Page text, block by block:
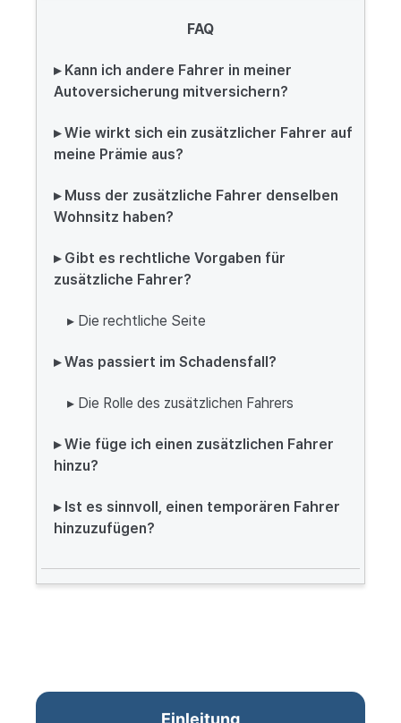
FAQ
▸ Kann ich andere Fahrer in meiner
Autoversicherung mitversichern?
▸ Wie wirkt sich ein zusätzlicher Fahrer auf
meine Prämie aus?
▸ Muss der zusätzliche Fahrer denselben
Wohnsitz haben?
▸ Gibt es rechtliche Vorgaben für
zusätzliche Fahrer?
▸ Die rechtliche Seite
▸ Was passiert im Schadensfall?
▸ Die Rolle des zusätzlichen Fahrers
▸ Wie füge ich einen zusätzlichen Fahrer
hinzu?
▸ Ist es sinnvoll, einen temporären Fahrer
hinzuzufügen?
Einleitung